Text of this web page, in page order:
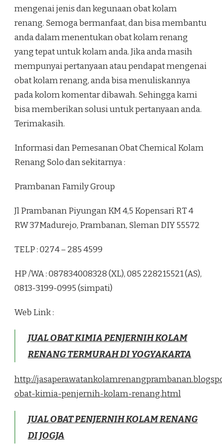
mengenai jenis dan kegunaan obat kolam
renang. Semoga bermanfaat, dan bisa membantu
anda dalam menentukan obat kolam renang
yang tepat untuk kolam anda. Jika anda masih
mempunyai pertanyaan atau pendapat mengenai
obat kolam renang, anda bisa menuliskannya
pada kolom komentar dibawah. Sehingga kami
bisa memberikan solusi untuk pertanyaan anda.
Terimakasih.
Informasi dan Pemesanan Obat Chemical Kolam
Renang Solo dan sekitarnya :
Prambanan Family Group
Jl Prambanan Piyungan KM 4,5 Kopensari RT 4
RW 37Madurejo, Prambanan, Sleman DIY 55572
TELP : 0274 – 285 4599
HP /WA : 087834008328 (XL), 085 228215521 (AS),
0813-3199-0995 (simpati)
Web Link :
JUAL OBAT KIMIA PENJERNIH KOLAM
RENANG TERMURAH DI YOGYAKARTA
http://
obat-kimia-penjernih-kolam-renang.html
JUAL OBAT PENJERNIH KOLAM RENANG
DI JOGJA